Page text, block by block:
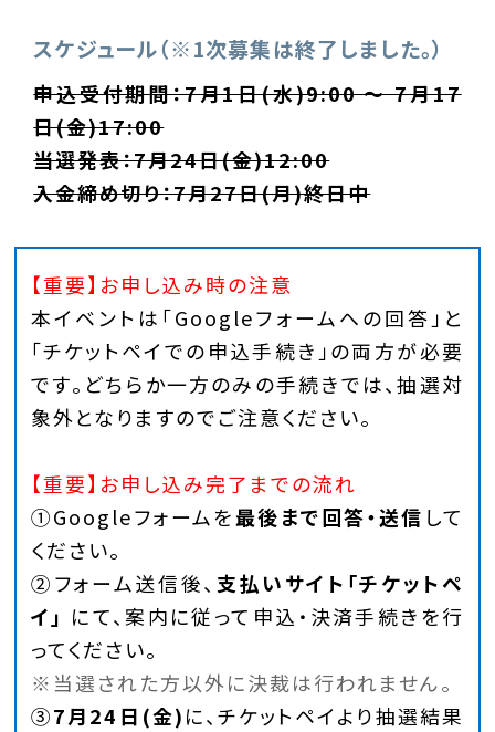
スケジュール（※1次募集は終了しました。）
申込受付期間：7月1日(水)9:00 ～ 7月17
日(金)17:00
当選発表：7月24日(金)12:00
入金締め切り：7月27日(月)終日中
【重要】お申し込み時の注意
本イベントは「Googleフォームへの回答」と
「チケットペイでの申込手続き」の両方が必要
です。どちらか一方のみの手続きでは、抽選対
象外となりますのでご注意ください。
【重要】お申し込み完了までの流れ
①Googleフォームを最後まで回答・送信 して
ください。
②フォーム送信後、 支払いサイト「チケットペ
イ」 にて、案内に従って申込・決済手続きを行
ってください。
※当選された方以外に決裁は行われません。
③7月24日(金)に、チケットペイより抽選結果